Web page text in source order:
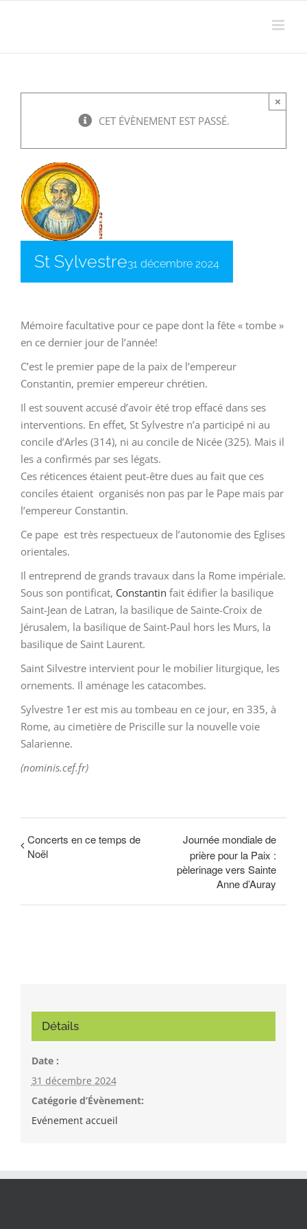
contenu
CET ÉVÈNEMENT EST PASSÉ.
×
St Sylvestre31 décembre 2024
Mémoire facultative pour ce pape dont la fête « tombe »
en ce dernier jour de l’année!
C’est le premier pape de la paix de l’empereur
Constantin, premier empereur chrétien.
Il est souvent accusé d’avoir été trop effacé dans ses
interventions. En effet, St Sylvestre n’a participé ni au
concile d’Arles (314), ni au concile de Nicée (325). Mais il
les a confirmés par ses légats.
Ces réticences étaient peut-être dues au fait que ces
conciles étaient organisés non pas par le Pape mais par
l’empereur Constantin.
Ce pape est très respectueux de l’autonomie des Eglises
orientales.
Il entreprend de grands travaux dans la Rome impériale.
Sous son pontificat, Constantin fait édifier la basilique
Saint-Jean de Latran, la basilique de Sainte-Croix de
Jérusalem, la basilique de Saint-Paul hors les Murs, la
basilique de Saint Laurent.
Saint Silvestre intervient pour le mobilier liturgique, les
ornements. Il aménage les catacombes.
Sylvestre 1er est mis au tombeau en ce jour, en 335, à
Rome, au cimetière de Priscille sur la nouvelle voie
Salarienne.
(nominis.cef.fr)
Concerts en ce temps de
Noël
Journée mondiale de
prière pour la Paix :
pèlerinage vers Sainte
Anne d’Auray
Détails
Date :
31 décembre 2024
Catégorie d’Évènement:
Evénement accueil